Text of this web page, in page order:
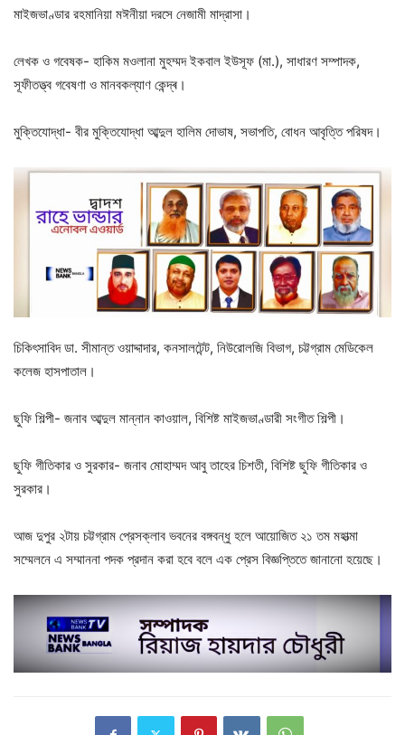
মাইজভাণ্ডার রহমানিয়া মঈনীয়া দরসে নেজামী মাদ্রাসা।
লেখক ও গবেষক- হাকিম মওলানা মুহম্মদ ইকবাল ইউসূফ (মা.), সাধারণ সম্পাদক,
সূফীতত্ত্ব গবেষণা ও মানবকল্যাণ কেন্দ্ৰ।
মুক্তিযোদ্ধা- বীর মুক্তিযোদ্ধা আব্দুল হালিম দোভাষ, সভাপতি, বোধন আবৃত্তি পরিষদ।
চিকিৎসাবিদ ডা. সীমান্ত ওয়াদ্দাদার, কনসালটেন্ট, নিউরোলজি বিভাগ, চট্টগ্রাম মেডিকেল
কলেজ হাসপাতাল।
ছুফি শিল্পী- জনাব আব্দুল মান্নান কাওয়াল, বিশিষ্ট মাইজভাণ্ডারী সংগীত শিল্পী।
ছুফি গীতিকার ও সুরকার- জনাব মোহাম্মদ আবু তাহের চিশতী, বিশিষ্ট ছুফি গীতিকার ও
সুরকার।
আজ দুপুর ২টায় চট্টগ্রাম প্রেসক্লাব ভবনের বঙ্গবন্ধু হলে আয়োজিত ২১ তম মহাত্মা
সম্মেলনে এ সম্মাননা পদক প্রদান করা হবে বলে এক প্রেস বিজ্ঞপ্তিতে জানানো হয়েছে।